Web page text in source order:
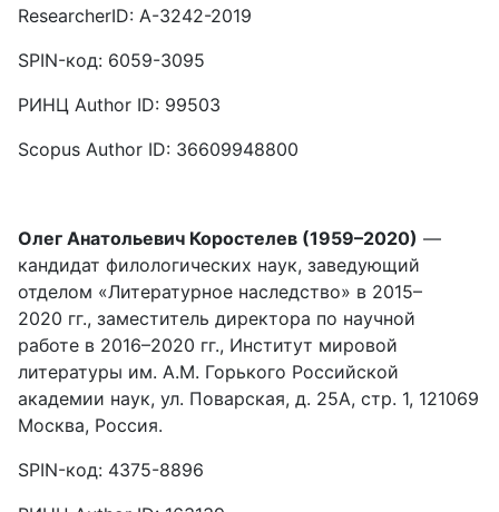
ResearcherID: A-3242-2019
SPIN-код: 6059-3095
РИНЦ Author ID: 99503
Scopus Author ID: 36609948800
Олег Анатольевич Коростелев (1959–2020) —
кандидат филологических наук, заведующий
отделом «Литературное наследство» в 2015–
2020 гг., заместитель директора по научной
работе в 2016–2020 гг., Институт мировой
литературы им. А.М. Горького Российской
академии наук, ул. Поварская, д. 25А, стр. 1, 121069
Москва, Россия.
SPIN-код: 4375-8896